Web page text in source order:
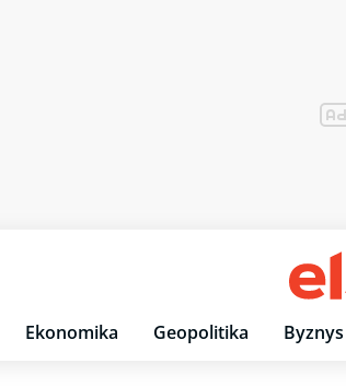
Ekonomika Geopolitika Byznys